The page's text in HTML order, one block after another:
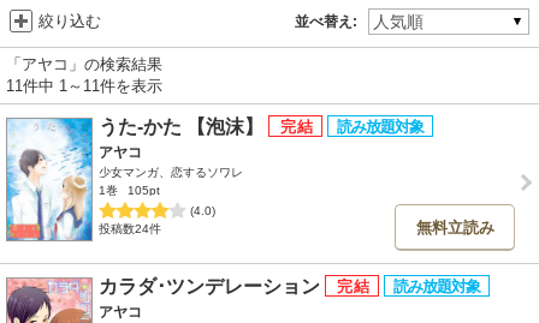
並べ替え:
絞り込む
「アヤコ」の検索結果
11件中 1～11件を表示
うた‐かた 【泡沫】
アヤコ
少女マンガ、恋するソワレ
1巻
105pt
(4.0)
投稿数24件
無料立読み
カラダ･ツンデレーション
アヤコ